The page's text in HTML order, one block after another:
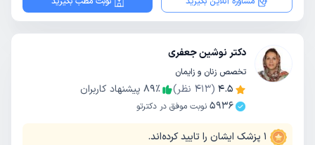
دکتر نوشین جعفری
تخصص زنان و زایمان
4.5
(
413 نظر) 89٪
پیشنهاد کاربران
5936 نوبت موفق در دکترتو
1 پزشک ایشان را تایید کرده‌اند.